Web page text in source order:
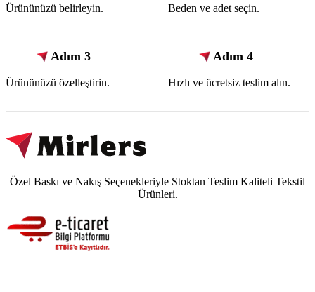
Ürününüzü belirleyin. Beden ve adet seçin.
Adım 3
Ürününüzü özelleştirin.
Adım 4
Hızlı ve ücretsiz teslim alın.
Özel Baskı ve Nakış Seçenekleriyle Stoktan Teslim Kaliteli Tekstil
Ürünleri.